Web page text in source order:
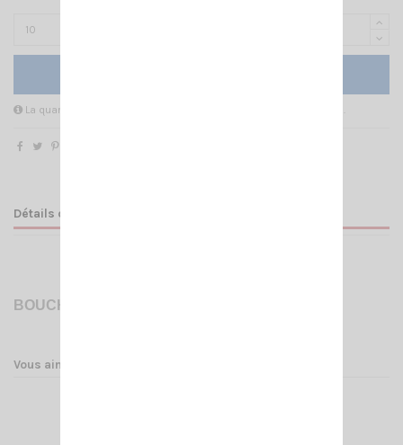
La quantité minimale pour pouvoir commander ce produit est 10.
Détails du produit
BOUCHON D'OREILLETTE
Vous aimerez aussi